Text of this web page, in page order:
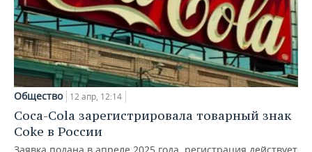
Общество 12 апр, 12:14
Coca-Cola зарегистрировала товарный знак
Coke в России